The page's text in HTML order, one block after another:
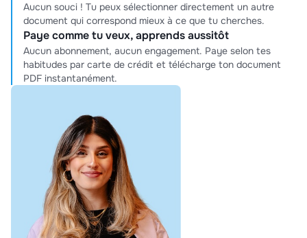
Aucun souci ! Tu peux sélectionner directement un autre
document qui correspond mieux à ce que tu cherches.
Paye comme tu veux, apprends aussitôt
Aucun abonnement, aucun engagement. Paye selon tes
habitudes par carte de crédit et télécharge ton document
PDF instantanément.